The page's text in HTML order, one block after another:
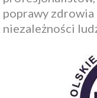
poprawy zdrowia
niezależności